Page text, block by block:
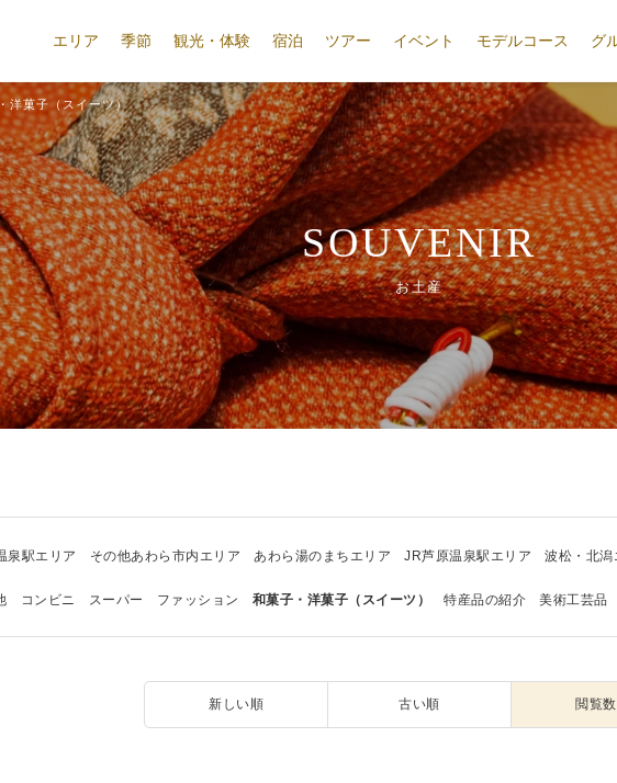
エリア 季節 観光・体験 宿泊 ツアー イベント モデルコース グ
洋菓子（スイーツ）
SOUVENIR
お土産
泉駅エリア その他あわら市内エリア あわら湯のまちエリア JR芦原温泉駅エリア 波松・北潟
コンビニ スーパー ファッション 和菓子・洋菓子（スイーツ） 特産品の紹介 美術工芸品
新しい順 古い順 閲覧